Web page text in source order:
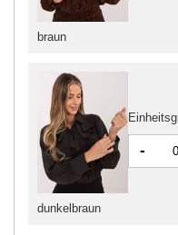
braun
dunkelbraun
-